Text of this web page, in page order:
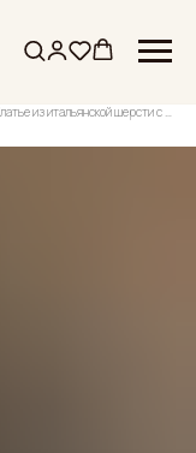
Платье из итальянской шерсти с воланами